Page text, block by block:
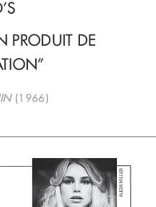
PRODUIT DE
(1966)